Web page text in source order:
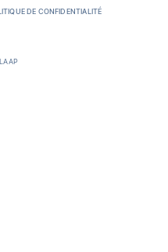
DE CONFIDENTIALITÉ